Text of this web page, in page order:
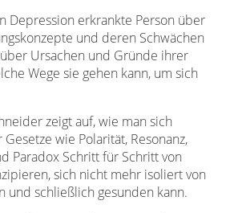
Depression erkrankte Person über
und deren Schwächen
Ursachen und Gründe ihrer
Wege sie gehen kann, um sich
zeigt auf, wie man sich
wie Polarität, Resonanz,
Paradox Schritt für Schritt von
sich nicht mehr isoliert von
und schließlich gesunden kann.